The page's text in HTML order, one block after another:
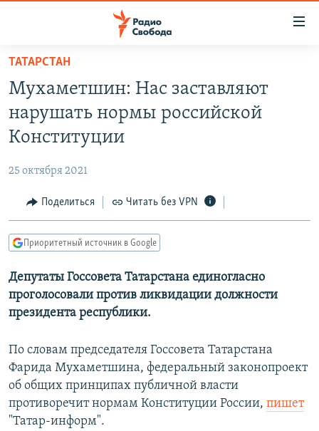
упрощенного
доступа
основному
Вернутся
Вернутся
поиску
ПОДКАСТЫ
АВТОРСКИЕ ПРОЕКТЫ
МНЕНИЯ
КУЛЬТУРА
КАВКАЗ.РЕАЛИИ
СЕВЕР.РЕАЛИИ
СИБИРЬ.РЕАЛИИ
ПОДПИШИТЕСЬ НА РАССЫЛКУ
СОЦИАЛЬНЫЕ СЕТИ
ТАТАРСТАН
Мухаметшин: Нас заставляют
нарушать нормы российской
Конституции
25 октября 2021
Поделиться Читать без VPN
Приоритетный источник в Google
Депутаты Госсовета Татарстана единогласно
проголосовали против ликвидации должности
президента республики.
По словам председателя Госсовета Татарстана
Фарида Мухаметшина, федеральный законопроект
об общих принципах публичной власти
противоречит нормам Конституции России, пишет
"Татар-информ".